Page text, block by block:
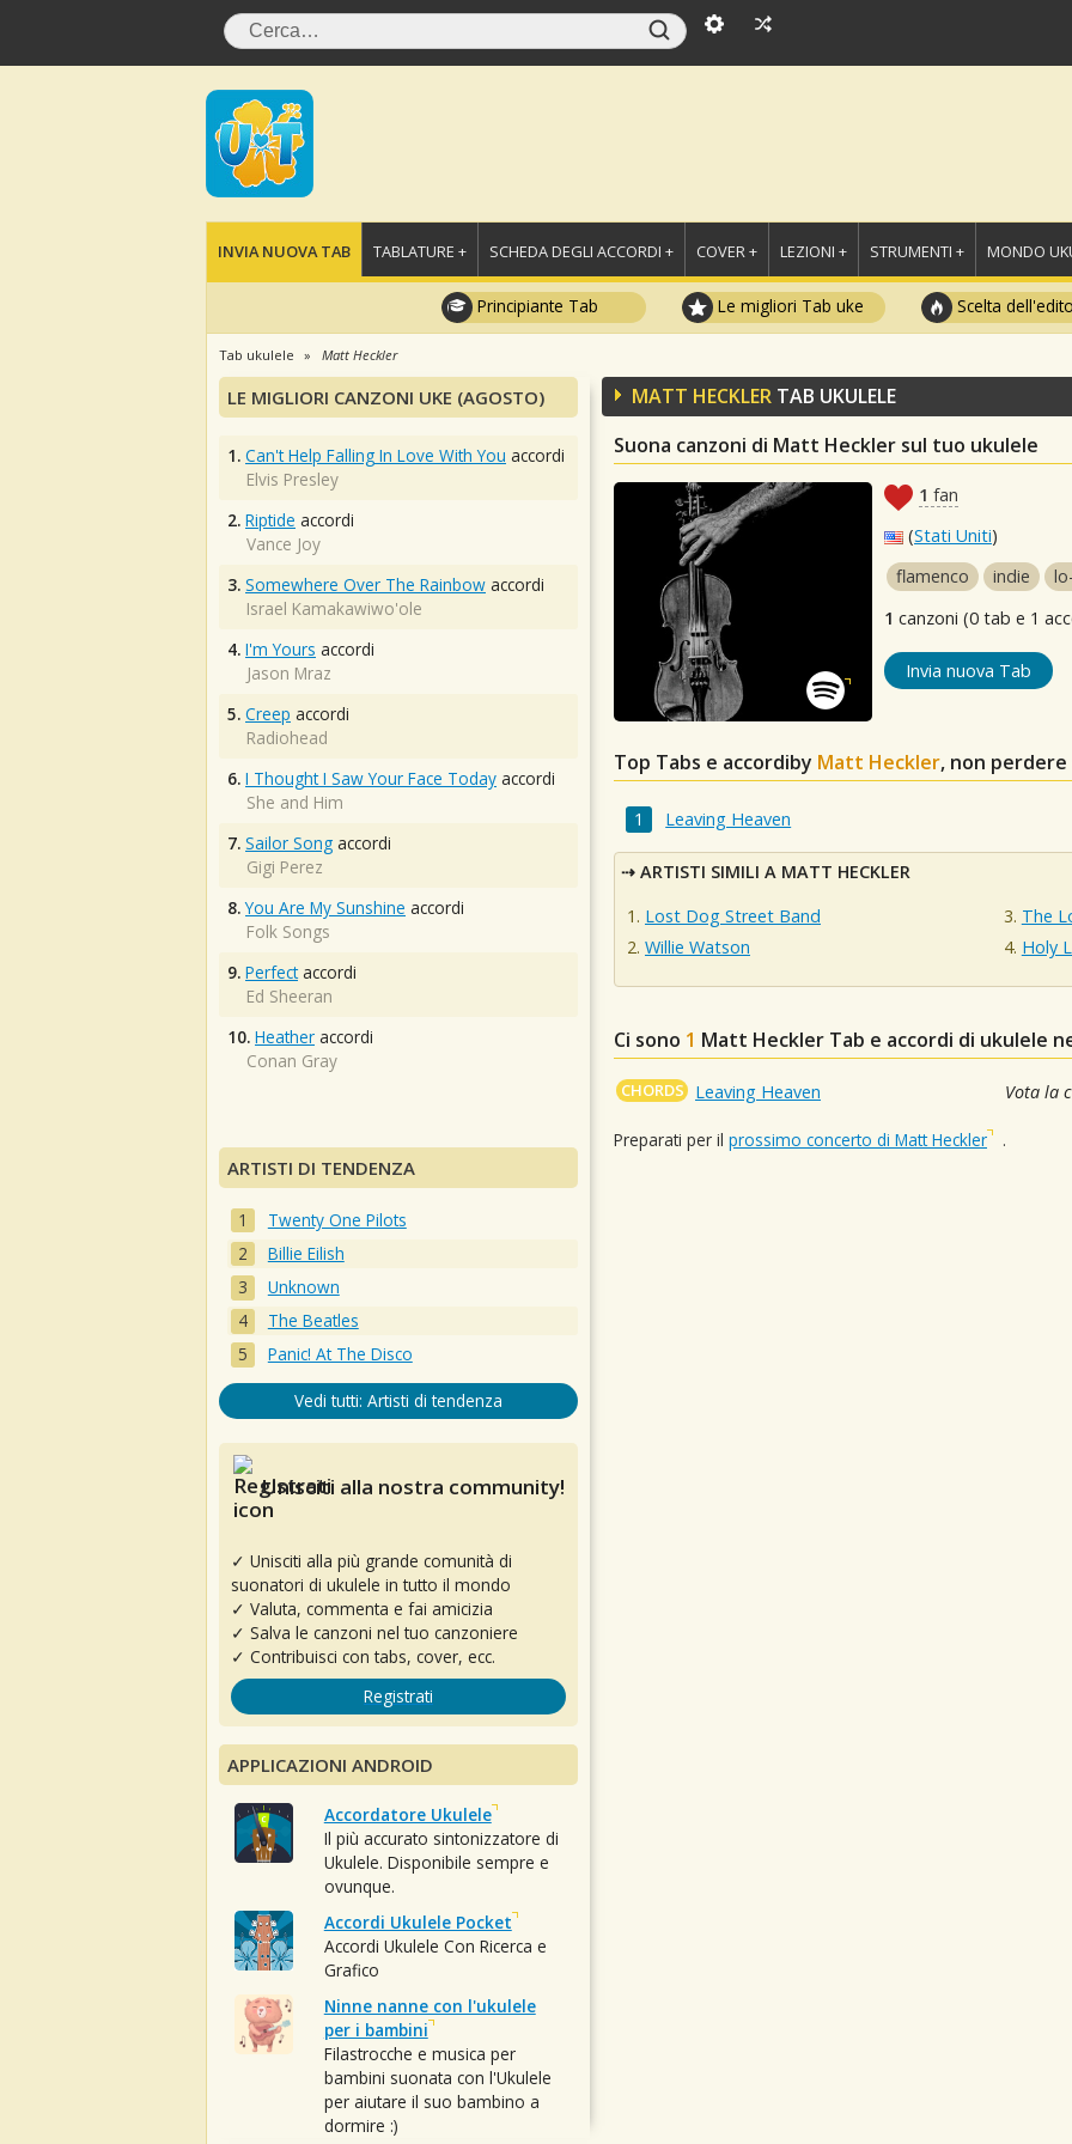
INVIA NUOVA TAB TABLATURE + SCHEDA DEGLI ACCORDI + COVER + LEZIONI + STRUMENTI + MONDO
Principiante Tab Le migliori Tab uke Scelta
Tab ukulele Matt Heckler
MATT HECKLER TAB UKULELE
Suona canzoni di Matt Heckler sul tuo ukulele
1 fan
(Stati Uniti)
flamenco
indie
1 canzoni (0 tab e 1
Invia nuova Tab
Top Tabs e accordiby Matt Heckler, non
Leaving Heaven
ARTISTI SIMILI A MATT HECKLER
Lost Dog Street Band
Willie Watson
The
Holy
Ci sono 1 Matt Heckler Tab e accordi di ukulele
CHORDS Leaving Heaven Vota la
Preparati per il prossimo concerto di Matt Heckler .
LE MIGLIORI CANZONI UKE (AGOSTO)
1. Can't Help Falling In Love With You accordi
Elvis Presley
2. Riptide accordi
Vance Joy
3. Somewhere Over The Rainbow accordi
Israel Kamakawiwo'ole
4. I'm Yours accordi
Jason Mraz
5. Creep accordi
Radiohead
6. I Thought I Saw Your Face Today accordi
She and Him
7. Sailor Song accordi
Gigi Perez
8. You Are My Sunshine accordi
Folk Songs
9. Perfectaccordi
Ed Sheeran
10. Heather accordi
Conan Gray
ARTISTI DI TENDENZA
Twenty One Pilots
Billie Eilish
Unknown
The Beatles
Panic! At The Disco
Vedi tutti: Artisti di tendenza
Unisciti alla nostra community!
✓ Unisciti alla più grande comunità di
suonatori di ukulele in tutto il mondo
✓ Valuta, commenta e fai amicizia
✓ Salva le canzoni nel tuo canzoniere
✓ Contribuisci con tabs, cover, ecc.
Registrati
APPLICAZIONI ANDROID
Accordatore Ukulele
Il più accurato sintonizzatore di
Ukulele. Disponibile sempre e
ovunque.
Accordi Ukulele Pocket
Accordi Ukulele Con Ricerca e
Grafico
Ninne nanne con l'ukulele
per i bambini
Filastrocche e musica per
bambini suonata con l'Ukulele
per aiutare il suo bambino a
dormire :)